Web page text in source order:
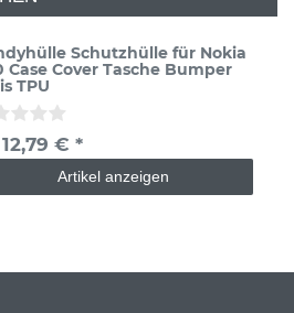
Schutzhülle für Nokia
Case Cover Tasche Bumper
TPU
€ *
Artikel anzeigen